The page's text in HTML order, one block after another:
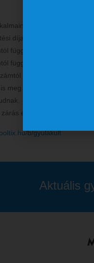
túl vezetést kérő
díjak (az előre regisztrált
függetlenül)
függetlenül)
függetlenül)
meg kell fizetniük, akik
előtt egy órával.
b/gyulakult
Aktuális